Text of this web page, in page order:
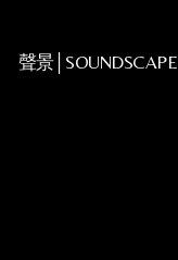
聲景│SOUNDSCAPE